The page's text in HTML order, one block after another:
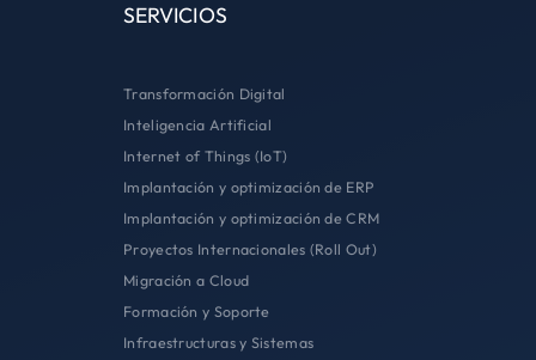
SERVICIOS
Transformación Digital
Inteligencia Artificial
Internet of Things (IoT)
Implantación y optimización de ERP
Implantación y optimización de CRM
Proyectos Internacionales (Roll Out)
Migración a Cloud
Formación y Soporte
Infraestructuras y Sistemas